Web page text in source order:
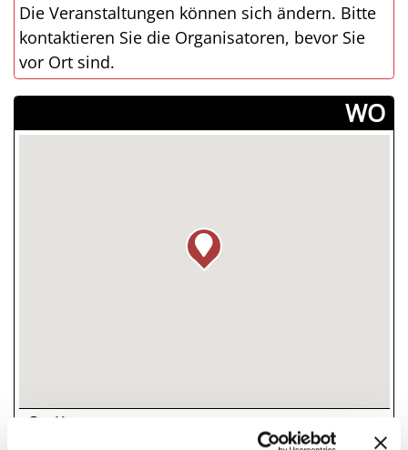
Die Veranstaltungen können sich ändern. Bitte
kontaktieren Sie die Organisatoren, bevor Sie
vor Ort sind.
­WO